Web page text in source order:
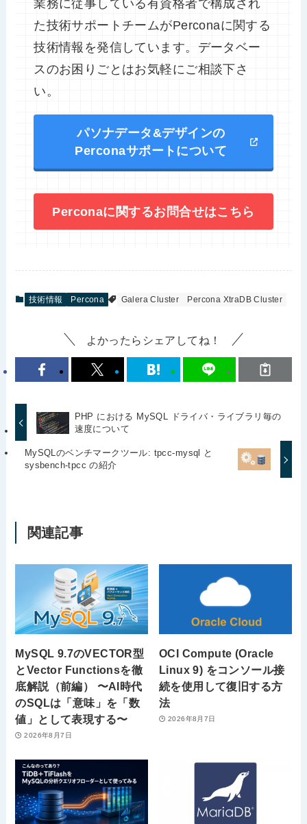
業務に従事している有資格者で構成され
た技術サポートチームがPerconaに関する
技術情報を発信しています。データベー
スのお困りごとはお気軽にご相談下さ
い。
パソナデータ&デザインの
Perconaサポートについて
Perconaに関するお問合せはこちら
技術情報 Percona Galera Cluster Percona XtraDB Cluster
よかったらシェアしてね！
PHP における MySQL ドライバ・ライブラリ毎の
速度について
MySQLのベンチマークツール: tpcc-mysql と
sysbench-tpcc の紹介
関連記事
MySQL 9.7のVECTOR型
とVector Functionsを徹
底解説（前編） 〜AI時代
のSQLは「意味」を「数
値」として表現する〜
2026年8月7日
OCI Compute (Oracle
Linux 9) をコンソール接
続を使用して復旧する方
法
2026年8月7日